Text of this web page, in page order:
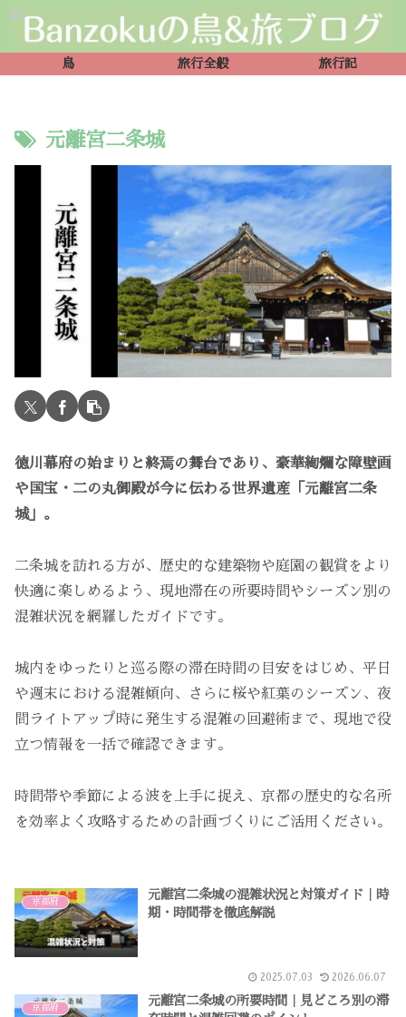
鳥 旅行全般 旅行記
元離宮二条城
徳川幕府の始まりと終焉の舞台であり、豪華絢爛な障壁画
や国宝・二の丸御殿が今に伝わる世界遺産「元離宮二条
城」。
二条城を訪れる方が、歴史的な建築物や庭園の観賞をより
快適に楽しめるよう、現地滞在の所要時間やシーズン別の
混雑状況を網羅したガイドです。
城内をゆったりと巡る際の滞在時間の目安をはじめ、平日
や週末における混雑傾向、さらに桜や紅葉のシーズン、夜
間ライトアップ時に発生する混雑の回避術まで、現地で役
立つ情報を一括で確認できます。
時間帯や季節による波を上手に捉え、京都の歴史的な名所
を効率よく攻略するための計画づくりにご活用ください。
京都府
元離宮二条城の混雑状況と対策ガイド｜時
期・時間帯を徹底解説
2025.07.03 2026.06.07
京都府
元離宮二条城の所要時間｜見どころ別の滞